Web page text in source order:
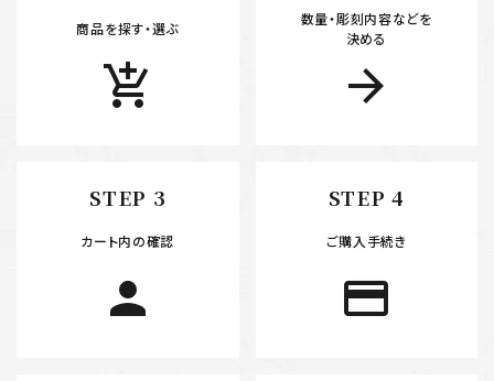
カテゴリー
商品を探す・選ぶ
add_shopping_cart
数量・彫刻内容などを
決める
arrow_forward
STEP 3
カート内の確認
person
STEP 4
ご購入手続き
payment